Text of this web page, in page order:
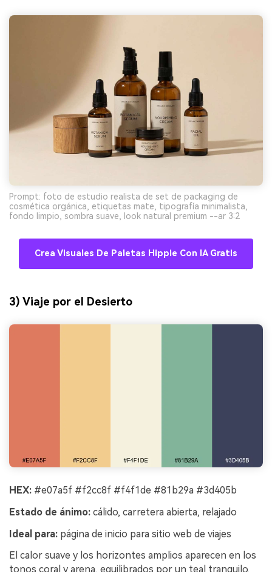
Prompt: foto de estudio realista de set de packaging de
cosmética orgánica, etiquetas mate, tipografía minimalista,
fondo limpio, sombra suave, look natural premium --ar 3:2
Crea Visuales De Paletas Hippie Con IA Gratis
3) Viaje por el Desierto
HEX: #e07a5f #f2cc8f #f4f1de #81b29a #3d405b
Estado de ánimo: cálido, carretera abierta, relajado
Ideal para: página de inicio para sitio web de viajes
El calor suave y los horizontes amplios aparecen en los
tonos coral y arena, equilibrados por un teal tranquilo.